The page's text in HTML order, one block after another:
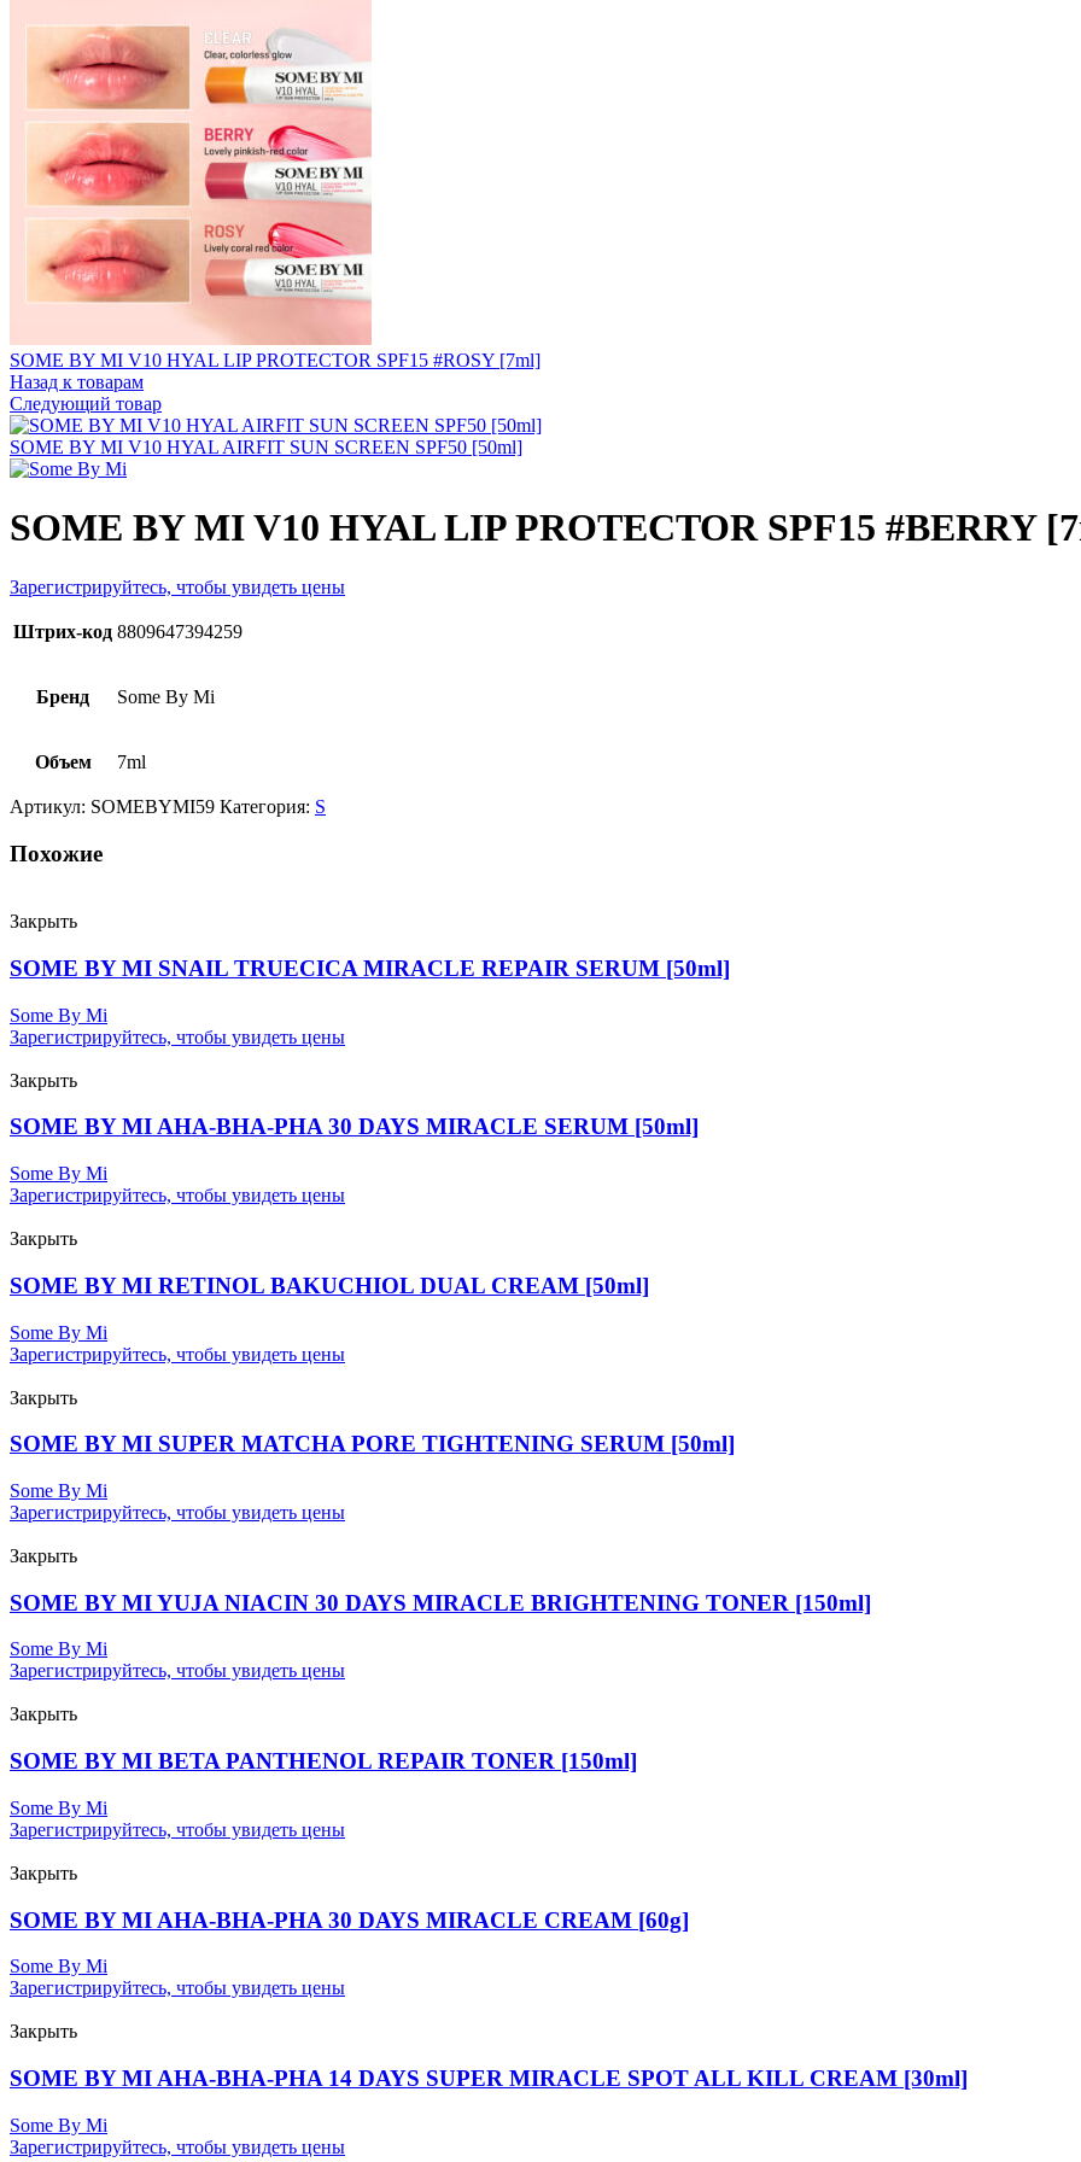
SOME BY MI V10 HYAL LIP PROTECTOR SPF15 #ROSY [7ml]
Назад к товарам
Следующий товар
SOME BY MI V10 HYAL AIRFIT SUN SCREEN SPF50 [50ml]
SOME BY MI V10 HYAL LIP PROTECTOR SPF15 #BERRY
Зарегистрируйтесь, чтобы увидеть цены
Штрих-код 8809647394259
Бренд Some By Mi
Объем 7ml
Артикул: SOMEBYMI59 Категория: S
Похожие
Закрыть
SOME BY MI SNAIL TRUECICA MIRACLE REPAIR SERUM [50ml]
Some By Mi
Зарегистрируйтесь, чтобы увидеть цены
Закрыть
SOME BY MI AHA-BHA-PHA 30 DAYS MIRACLE SERUM [50ml]
Some By Mi
Зарегистрируйтесь, чтобы увидеть цены
Закрыть
SOME BY MI RETINOL BAKUCHIOL DUAL CREAM [50ml]
Some By Mi
Зарегистрируйтесь, чтобы увидеть цены
Закрыть
SOME BY MI SUPER MATCHA PORE TIGHTENING SERUM [50ml]
Some By Mi
Зарегистрируйтесь, чтобы увидеть цены
Закрыть
SOME BY MI YUJA NIACIN 30 DAYS MIRACLE BRIGHTENING TONER [150ml]
Some By Mi
Зарегистрируйтесь, чтобы увидеть цены
Закрыть
SOME BY MI BETA PANTHENOL REPAIR TONER [150ml]
Some By Mi
Зарегистрируйтесь, чтобы увидеть цены
Закрыть
SOME BY MI AHA-BHA-PHA 30 DAYS MIRACLE CREAM [60g]
Some By Mi
Зарегистрируйтесь, чтобы увидеть цены
Закрыть
SOME BY MI AHA-BHA-PHA 14 DAYS SUPER MIRACLE SPOT ALL KILL CREAM [30ml]
Some By Mi
Зарегистрируйтесь, чтобы увидеть цены